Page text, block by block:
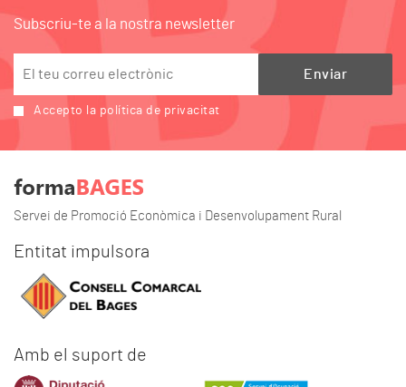
Subscriu-te a la nostra newsletter
Accepto la política de privacitat
Servei de Promoció Econòmica i Desenvolupament Rural
Entitat impulsora
Amb el suport de